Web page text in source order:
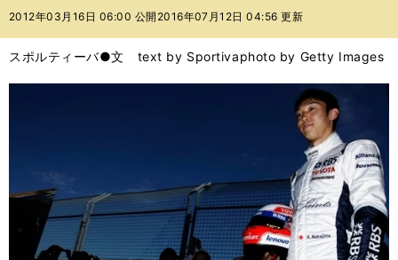
バ
2012年03月16日 06:00 公開 2016年07月12日 04:56 更新
スポルティーバ●文 text by Sportivaphoto by Getty Images